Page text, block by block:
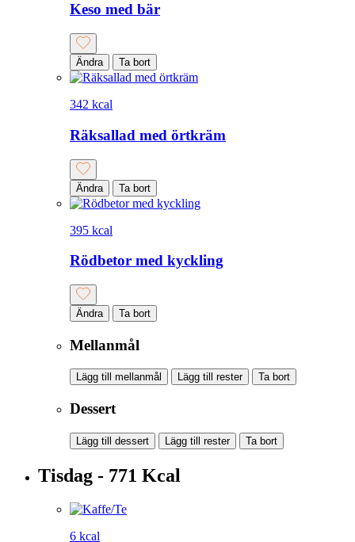
Keso med bär
Ändra Ta bort
342 kcal
Räksallad med örtkräm
Ändra Ta bort
395 kcal
Rödbetor med kyckling
Ändra Ta bort
Mellanmål
Lägg till mellanmål Lägg till rester Ta bort
Dessert
Lägg till dessert Lägg till rester Ta bort
Tisdag - 771 Kcal
6 kcal